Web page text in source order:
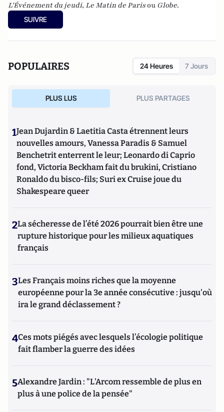
L'Événement du jeudi, Le Matin de Parisou Globe.
SUIVRE
POPULAIRES 24 Heures 7 Jours
PLUS LUS PLUS PARTAGES
1Jean Dujardin & Laetitia Casta étrennent leurs
nouvelles amours, Vanessa Paradis & Samuel
Benchetrit enterrent le leur; Leonardo di Caprio
fond, Victoria Beckham fait du brukini, Cristiano
Ronaldo du bisco-fils; Suri ex Cruise joue du
Shakespeare queer
2La sécheresse de l’été 2026 pourrait bien être une
rupture historique pour les milieux aquatiques
français
3Les Français moins riches que la moyenne
européenne pour la 3e année consécutive : jusqu'où
ira le grand déclassement ?
4Ces mots piégés avec lesquels l’écologie politique
fait flamber la guerre des idées
5Alexandre Jardin : "L'Arcom ressemble de plus en
plus à une police de la pensée"